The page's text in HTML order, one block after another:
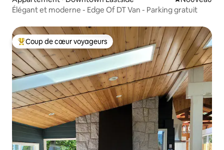
Élégant et moderne - Edge Of DT Van - Parking gratuit
Coups de cœur voyageurs les plus appréciés
Coup de cœur voyageurs